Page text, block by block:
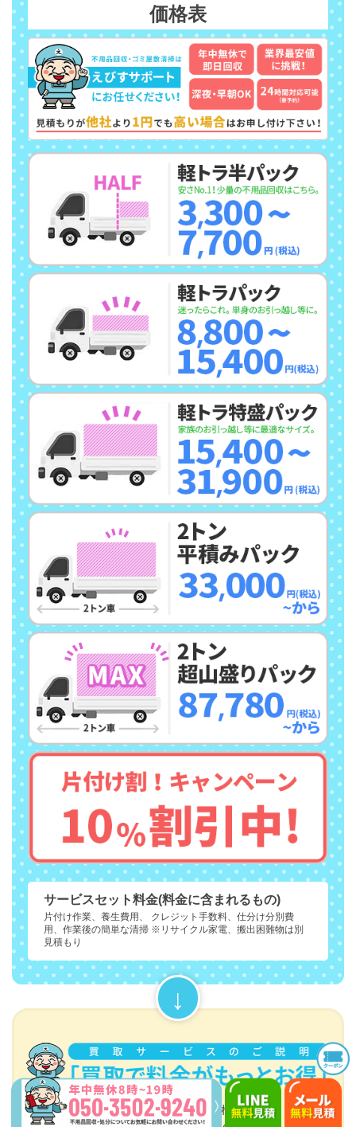
価格表
サービスセット料金(料金に含まれるもの)
片付け作業、養生費用、 クレジット手数料、仕分け分別費
用、作業後の簡単な清掃 ※リサイクル家電、搬出困難物は別
見積もり
買取可能なお品物があれば、